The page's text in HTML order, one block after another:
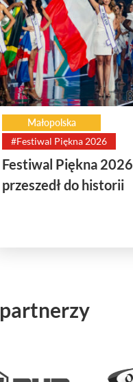
Małopolska
#Festiwal Piękna 2026
Festiwal Piękna 2026
przeszedł do historii
partnerzy